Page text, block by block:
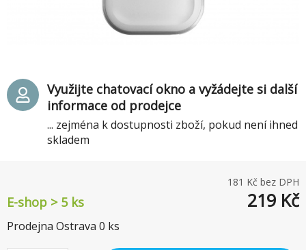
181 Kč bez DPH
E-shop > 5 ks 219 Kč
Prodejna Ostrava 0 ks
Využijte chatovací okno a vyžádejte si další
informace od prodejce
... zejména k dostupnosti zboží, pokud není ihned
skladem